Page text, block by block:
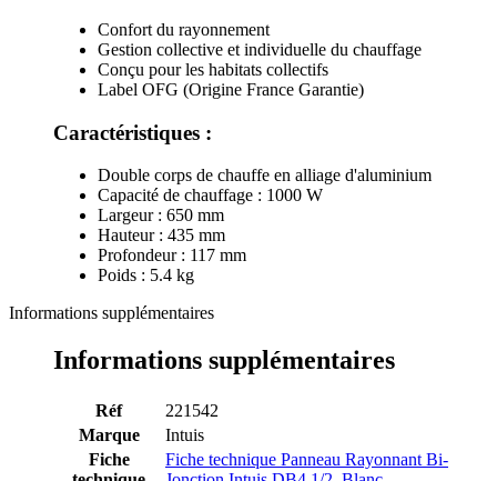
Confort du rayonnement
Gestion collective et individuelle du chauffage
Conçu pour les habitats collectifs
Label OFG (Origine France Garantie)
Caractéristiques :
Double corps de chauffe en alliage d'aluminium
Capacité de chauffage : 1000 W
Largeur : 650 mm
Hauteur : 435 mm
Profondeur : 117 mm
Poids : 5.4 kg
Informations supplémentaires
Informations supplémentaires
Réf
221542
Marque
Intuis
Fiche
Fiche technique Panneau Rayonnant Bi-